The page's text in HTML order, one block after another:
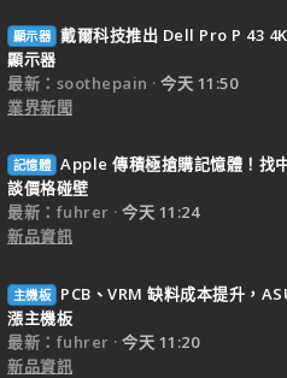
顯示器 戴爾科技推出 Dell Pro P 43
顯示器
最新：soothepain
今天 11:50
業界新聞
記憶體 Apple 傳積極搶購記憶體！找
談價格碰壁
最新：fuhrer
今天 11:24
新品資訊
主機板
PCB、VRM 缺料成本提升，
漲主機板
最新：fuhrer
今天 11:20
新品資訊